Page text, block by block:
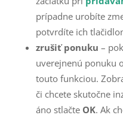
prípadne urobíte
potvrdíte ich
zrušiť ponuku –
uverejnenú ponuku
touto funkciou.
či chcete skutočne
áno stlačte OK. Ak